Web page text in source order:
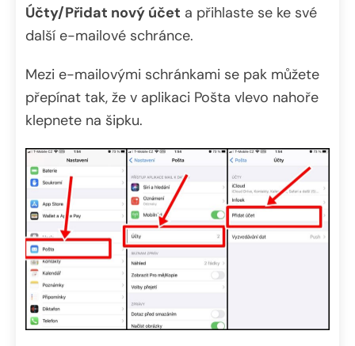
Účty/Přidat nový účet a přihlaste se ke své
další e-mailové schránce.
Mezi e-mailovými schránkami se pak můžete
přepínat tak, že v aplikaci Pošta vlevo nahoře
klepnete na šipku.